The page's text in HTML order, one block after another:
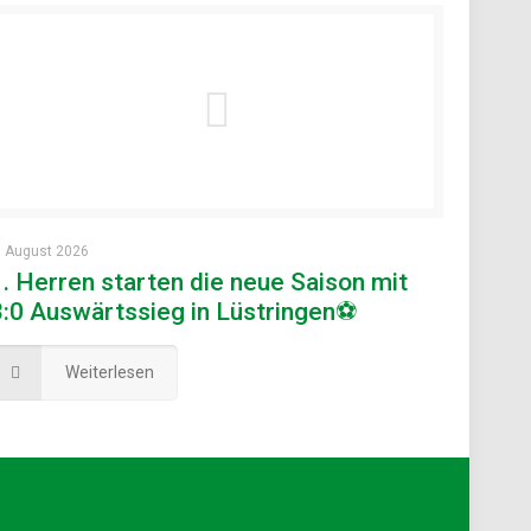
August 2026
Herren starten die neue Saison mit
Auswärtssieg in Lüstringen⚽
Weiterlesen